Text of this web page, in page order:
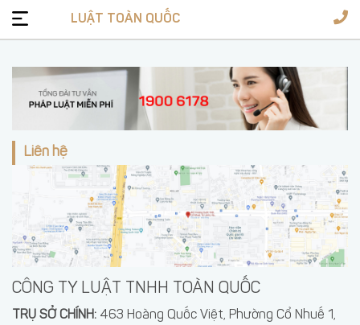
Tư
Giấy
phép
luật
Biểu
mẫu
1900
6178
Đặt
LUẬT TOÀN QUỐC
Liên hệ
CÔNG TY LUẬT TNHH TOÀN QUỐC
TRỤ SỞ CHÍNH: 463 Hoàng Quốc Việt, Phường Cổ Nhuế 1,